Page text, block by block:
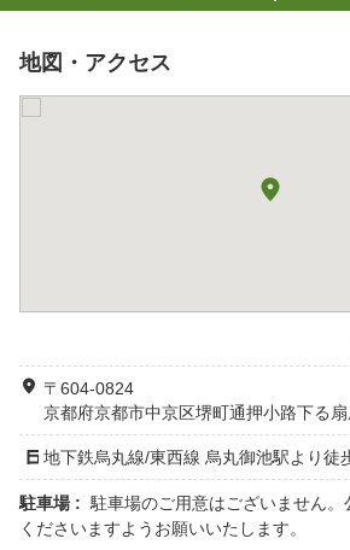
地図・アクセス
〒604-0824
京都府京都市中京区堺町通押小路下る
地下鉄烏丸線/東西線 烏丸御池駅より徒
駐車場 : 駐車場のご用意はございません。
くださいますようお願いいたします。